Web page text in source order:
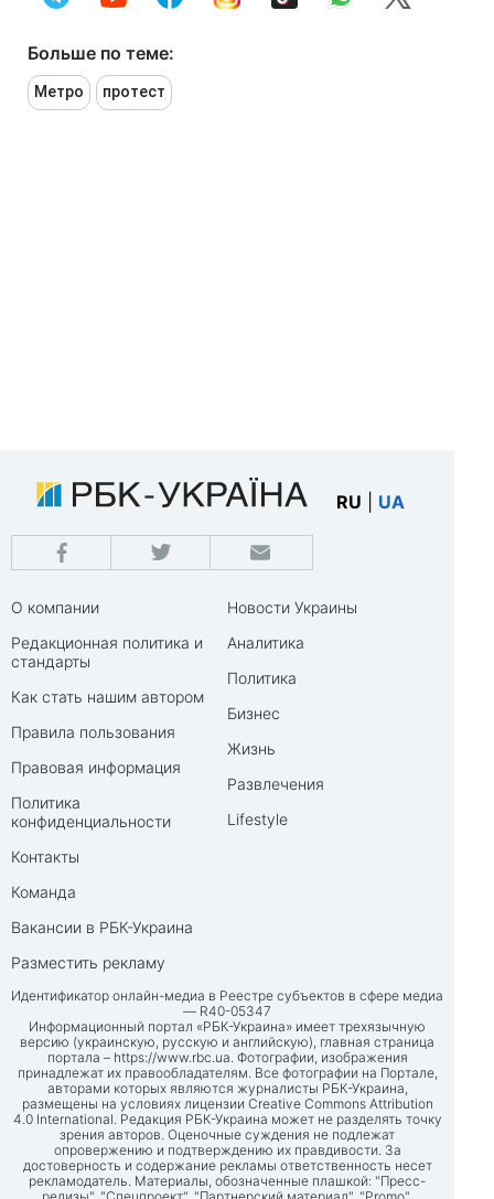
Больше по теме:
Метро протест
RU UA
О компании
Редакционная политика и
стандарты
Как стать нашим автором
Правила пользования
Правовая информация
Политика
конфиденциальности
Контакты
Команда
Вакансии в РБК-Украина
Разместить рекламу
Новости Украины
Аналитика
Политика
Бизнес
Жизнь
Развлечения
Lifestyle
Идентификатор онлайн-медиа в Реестре субъектов в сфере медиа
— R40-05347
Информационный портал «РБК-Украина» имеет трехязычную
версию (украинскую, русскую и английскую), главная страница
портала – https://www.rbc.ua. Фотографии, изображения
принадлежат их правообладателям. Все фотографии на Портале,
авторами которых являются журналисты РБК-Украина,
размещены на условиях лицензии Creative Commons Attribution
4.0 International. Редакция РБК-Украина может не разделять точку
зрения авторов. Оценочные суждения не подлежат
опровержению и подтверждению их правдивости. За
достоверность и содержание рекламы ответственность несет
рекламодатель. Материалы, обозначенные плашкой: "Пресс-